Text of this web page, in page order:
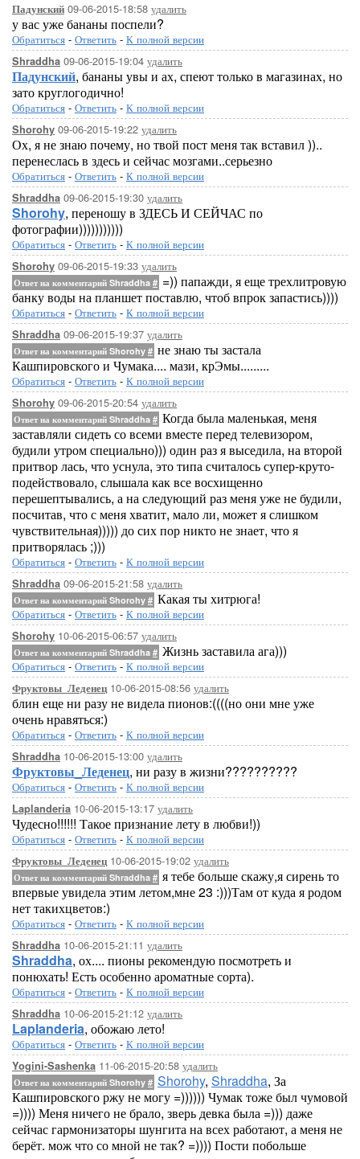
Падунский 09-06-2015-18:58 удалить
у вас уже бананы поспели?
Обратиться - Ответить - К полной версии
Shraddha 09-06-2015-19:04 удалить
Падунский, бананы увы и ах, спеют только в магазинах, но
зато круглогодично!
Обратиться - Ответить - К полной версии
Shorohy 09-06-2015-19:22 удалить
Ох, я не знаю почему, но твой пост меня так вставил ))..
перенеслась в здесь и сейчас мозгами..серьезно
Обратиться - Ответить - К полной версии
Shraddha 09-06-2015-19:30 удалить
Shorohy, переношу в ЗДЕСЬ И СЕЙЧАС по
фотографии)))))))))))
Обратиться - Ответить - К полной версии
Shorohy 09-06-2015-19:33 удалить
Ответ на комментарий Shraddha # =)) папажди, я еще трехлитровую
банку воды на планшет поставлю, чтоб впрок запастись))))
Обратиться - Ответить - К полной версии
Shraddha 09-06-2015-19:37 удалить
Ответ на комментарий Shorohy # не знаю ты застала
Кашпировского и Чумака.... мази, крЭмы.........
Обратиться - Ответить - К полной версии
Shorohy 09-06-2015-20:54 удалить
Ответ на комментарий Shraddha # Когда была маленькая, меня
заставляли сидеть со всеми вместе перед телевизором,
будили утром специально))) один раз я выседила, на второй
притвор лась, что уснула, это типа считалось супер-круто-
подействовало, слышала как все восхищенно
перешептывались, а на следующий раз меня уже не будили,
посчитав, что с меня хватит, мало ли, может я слишком
чувствительная))))) до сих пор никто не знает, что я
притворялась ;)))
Обратиться - Ответить - К полной версии
Shraddha 09-06-2015-21:58 удалить
Ответ на комментарий Shorohy # Какая ты хитрюга!
Обратиться - Ответить - К полной версии
Shorohy 10-06-2015-06:57 удалить
Ответ на комментарий Shraddha # Жизнь заставила ага)))
Обратиться - Ответить - К полной версии
Фруктовы_Леденец 10-06-2015-08:56 удалить
блин еще ни разу не видела пионов:((((но они мне уже
очень нравяться:)
Обратиться - Ответить - К полной версии
Shraddha 10-06-2015-13:00 удалить
Фруктовы_Леденец, ни разу в жизни??????????
Обратиться - Ответить - К полной версии
Laplanderia 10-06-2015-13:17 удалить
Чудесно!!!!!! Такое признание лету в любви!))
Обратиться - Ответить - К полной версии
Фруктовы_Леденец 10-06-2015-19:02 удалить
Ответ на комментарий Shraddha # я тебе больше скажу,я сирень то
впервые увидела этим летом,мне 23 :)))Там от куда я родом
нет такихцветов:)
Обратиться - Ответить - К полной версии
Shraddha 10-06-2015-21:11 удалить
Shraddha, ох.... пионы рекомендую посмотреть и
понюхать! Есть особенно ароматные сорта).
Обратиться - Ответить - К полной версии
Shraddha 10-06-2015-21:12 удалить
Laplanderia, обожаю лето!
Обратиться - Ответить - К полной версии
Yogini-Sashenka 11-06-2015-20:58 удалить
Ответ на комментарий Shorohy # Shorohy, Shraddha, За
Кашпировского ржу не могу =)))))) Чумак тоже был чумовой
=)))) Меня ничего не брало, зверь девка была =))) даже
сейчас гармонизаторы шунгита на всех работают, а меня не
берёт. мож что со мной не так? =)))) Пости побольше